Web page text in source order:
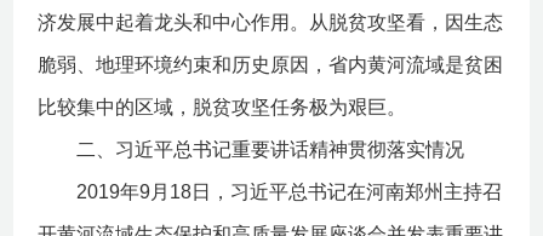
济发展中起着龙头和中心作用。从脱贫攻坚看，因生态
脆弱、地理环境约束和历史原因，省内黄河流域是贫困
比较集中的区域，脱贫攻坚任务极为艰巨。
二、习近平总书记重要讲话精神贯彻落实情况
2019年9月18日，习近平总书记在河南郑州主持召